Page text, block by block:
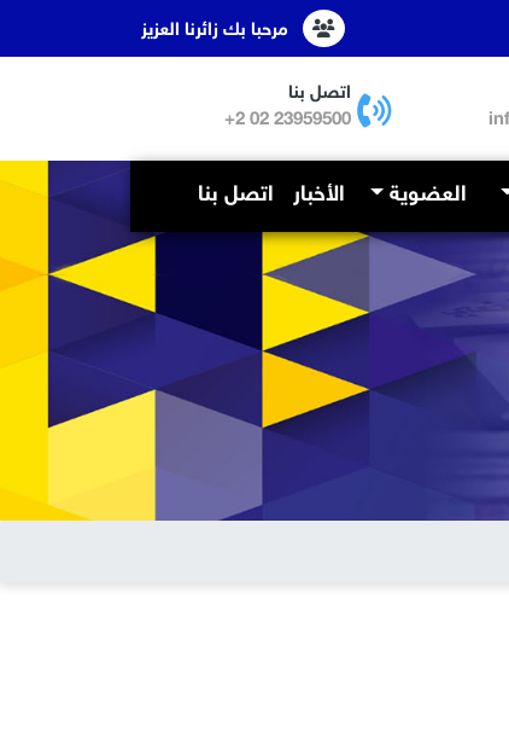
اتصل بنا
23959500 02 2+
العضوية الأخبار اتصل بنا